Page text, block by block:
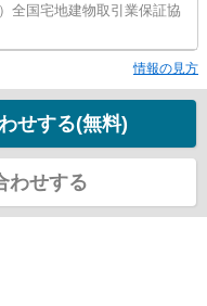
）全国宅地建物取引業保証協
情報の見方
せする(無料)
わせする